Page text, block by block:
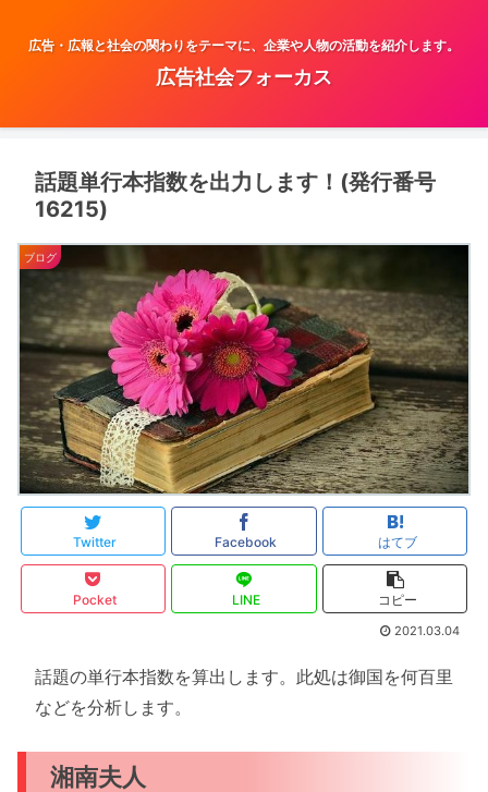
広告・広報と社会の関わりをテーマに、企業や人物の活動を紹介します。
広告社会フォーカス
話題単行本指数を出力します！(発行番号
16215)
ブログ
Twitter Facebook はてブ
Pocket LINE コピー
2021.03.04
話題の単行本指数を算出します。此処は御国を何百里
などを分析します。
湘南夫人